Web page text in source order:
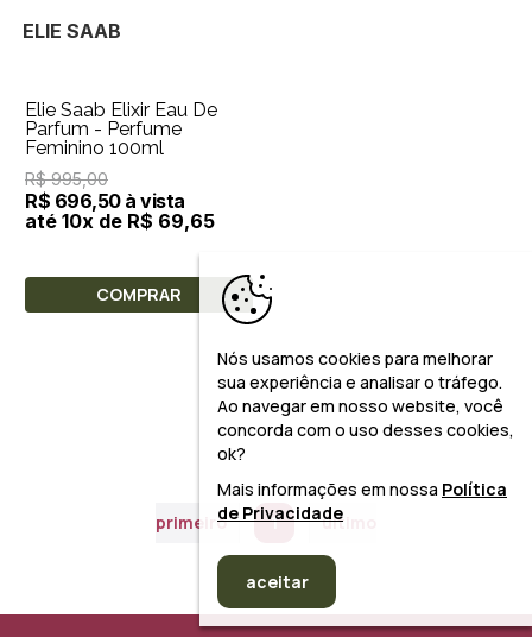
ELIE SAAB
Elie Saab Elixir Eau De
Parfum - Perfume
Feminino 100ml
R$ 995,00
R$ 696,50 à vista
até 10x de R$ 69,65
COMPRAR
primeiro 1 último
Nós usamos cookies para melhorar
sua experiência e analisar o tráfego.
Ao navegar em nosso website, você
concorda com o uso desses cookies,
ok?
Mais informações em nossa Política
de Privacidade
aceitar